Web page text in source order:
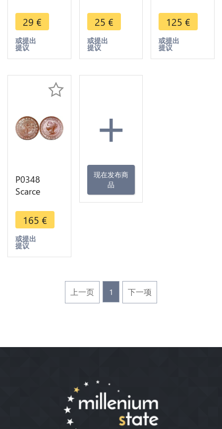
Counterfeit
5 Cents
Victoria
1870 ->
29 €
或提出
提议
Cents
Victoria
1892 Silver
-> Make
25 €
或提出
提议
Cents
Victoria
1870
Quality !!! -
125 €
或提出
提议
P0348
Scarce
Lanka Cent
Victoria
1870 UNC -
> Make
165 €
或提出
提议
+
现在发布商
品
上一页 1 下一项